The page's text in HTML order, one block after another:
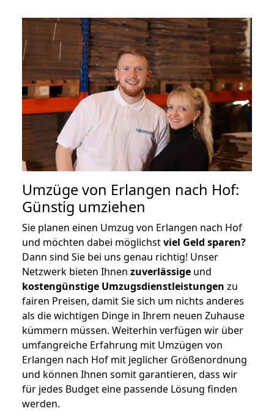
Umzüge von Erlangen nach Hof:
Günstig umziehen
Sie planen einen Umzug von Erlangen nach Hof
und möchten dabei möglichstviel Geld sparen?
Dann sind Sie bei uns genau richtig! Unser
Netzwerk bieten Ihnen zuverlässige und
kostengünstige Umzugsdienstleistungen zu
fairen Preisen, damit Sie sich um nichts anderes
als die wichtigen Dinge in Ihrem neuen Zuhause
kümmern müssen. Weiterhin verfügen wir über
umfangreiche Erfahrung mit Umzügen von
Erlangen nach Hof mit jeglicher Größenordnung
und können Ihnen somit garantieren, dass wir
für jedes Budget eine passende Lösung finden
werden.